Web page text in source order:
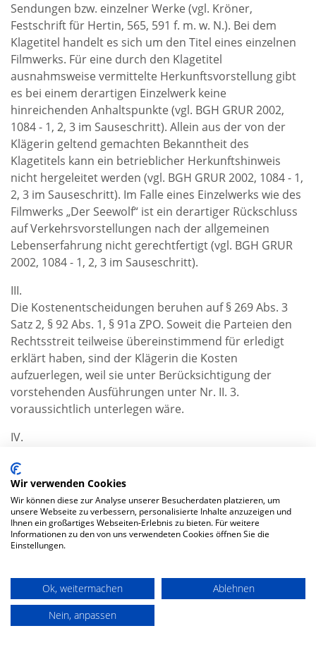
Sendungen bzw. einzelner Werke (vgl. Kröner,
Festschrift für Hertin, 565, 591 f. m. w. N.). Bei dem
Klagetitel handelt es sich um den Titel eines einzelnen
Filmwerks. Für eine durch den Klagetitel
ausnahmsweise vermittelte Herkunftsvorstellung gibt
es bei einem derartigen Einzelwerk keine
hinreichenden Anhaltspunkte (vgl. BGH GRUR 2002,
1084 - 1, 2, 3 im Sauseschritt). Allein aus der von der
Klägerin geltend gemachten Bekanntheit des
Klagetitels kann ein betrieblicher Herkunftshinweis
nicht hergeleitet werden (vgl. BGH GRUR 2002, 1084 - 1,
2, 3 im Sauseschritt). Im Falle eines Einzelwerks wie des
Filmwerks „Der Seewolf“ ist ein derartiger Rückschluss
auf Verkehrsvorstellungen nach der allgemeinen
Lebenserfahrung nicht gerechtfertigt (vgl. BGH GRUR
2002, 1084 - 1, 2, 3 im Sauseschritt).
III.
Die Kostenentscheidungen beruhen auf § 269 Abs. 3
Satz 2, § 92 Abs. 1, § 91a ZPO. Soweit die Parteien den
Rechtsstreit teilweise übereinstimmend für erledigt
erklärt haben, sind der Klägerin die Kosten
aufzuerlegen, weil sie unter Berücksichtigung der
vorstehenden Ausführungen unter Nr. II. 3.
voraussichtlich unterlegen wäre.
IV.
beruht auf § 708 Nr. 10, § 711 ZPO.
V.
Die Revision war nicht zuzulassen, weil die Sache keine
grundsätzliche Bedeutung im Sinne des § 543 Abs. 2
Satz 1 Nr. 1 ZPO hat und auch die Voraussetzungen des
BGH NJW 2003, 65 ff.).
Wir verwenden Cookies
Wir können diese zur Analyse unserer Besucherdaten platzieren, um
unsere Webseite zu verbessern, personalisierte Inhalte anzuzeigen und
Ihnen ein großartiges Webseiten-Erlebnis zu bieten. Für weitere
Informationen zu den von uns verwendeten Cookies öffnen Sie die
Einstellungen.
Ok, weitermachen
Ablehnen
Nein, anpassen